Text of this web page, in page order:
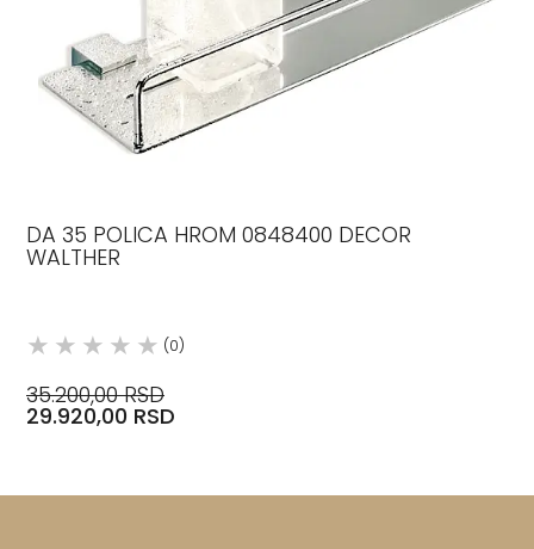
DA 35 POLICA HROM 0848400 DECOR
WALTHER
(0)
35.200,00 RSD
29.920,00 RSD